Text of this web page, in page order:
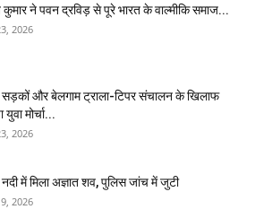
ने पवन द्रविड़ से पूरे भारत के वाल्मीकि समाज...
2026
सड़कों और बेलगाम ट्राला-टिपर संचालन के खिलाफ
युवा मोर्चा...
2026
में मिला अज्ञात शव, पुलिस जांच में जुटी
2026